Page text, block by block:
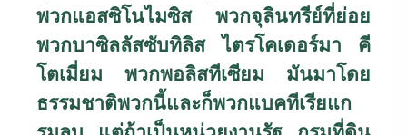
พวกแอสซิโนไมซิส พวกจุลินทรีย์ที่ย่อย
พวกบาซิลลัสซับทิลิส ไตรโคเดอร์มา คี
โตเมี่ยม พวกพอลิสทีเซียม มันมาโดย
ธรรมชาติพวกนี้และก็พวกแบคทีเรียแก